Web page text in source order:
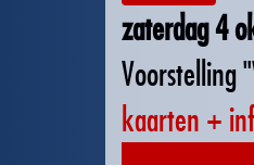
zaterdag 4
Voorstelling
kaarten +